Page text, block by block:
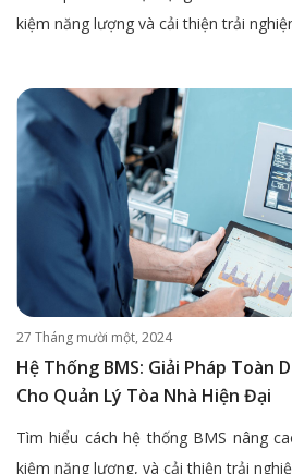
kiệm năng lượng và cải thiện trải
27 Tháng mười một, 2024
Hệ Thống BMS: Giải Pháp Toàn
Cho Quản Lý Tòa Nhà Hiện Đại
Tìm hiểu cách hệ thống BMS nâng
kiệm năng lượng, và cải thiện trải